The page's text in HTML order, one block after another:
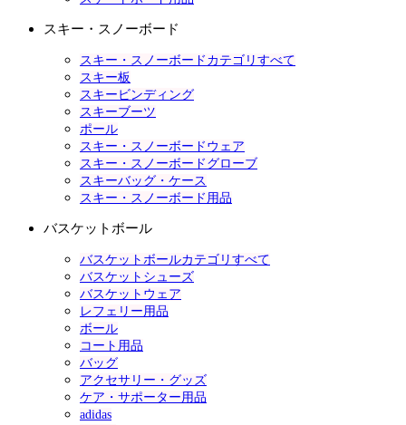
スキー・スノーボード
スキー・スノーボードカテゴリすべて
スキー板
スキービンディング
スキーブーツ
ポール
スキー・スノーボードウェア
スキー・スノーボードグローブ
スキーバッグ・ケース
スキー・スノーボード用品
バスケットボール
バスケットボールカテゴリすべて
バスケットシューズ
バスケットウェア
レフェリー用品
ボール
コート用品
バッグ
アクセサリー・グッズ
ケア・サポーター用品
adidas